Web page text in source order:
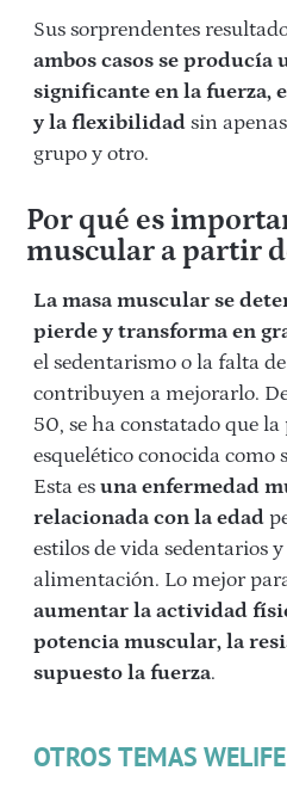
Sus sorprendentes
ambos casos se producía
significante en la fuerza,
y la flexibilidad sin
grupo y otro.
Por qué es
muscular a partir
La masa muscular se
pierde y transforma en
el sedentarismo o la falta
contribuyen a mejorarlo.
50, se ha constatado que
esquelético conocida como
Esta es una enfermedad
relacionada con la edad
estilos de vida sedentarios
alimentación. Lo mejor
aumentar la actividad
potencia muscular, la
supuesto la fuerza.
OTROS TEMAS WELIFE